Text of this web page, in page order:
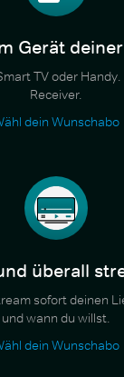
Gerät
TV oder
Receiver.
dein Wunschabo
überall
sofort deinen
und wann du willst.
dein Wunschabo